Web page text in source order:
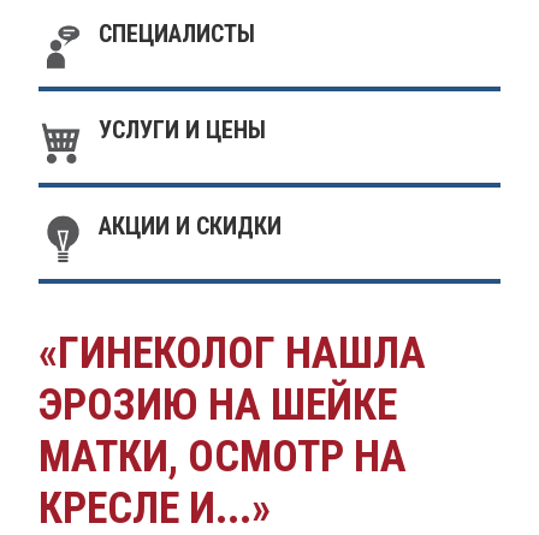
СПЕЦИАЛИСТЫ
УСЛУГИ И ЦЕНЫ
АКЦИИ И СКИДКИ
«ГИНЕКОЛОГ НАШЛА
ЭРОЗИЮ НА ШЕЙКЕ
МАТКИ, ОСМОТР НА
КРЕСЛЕ И...»